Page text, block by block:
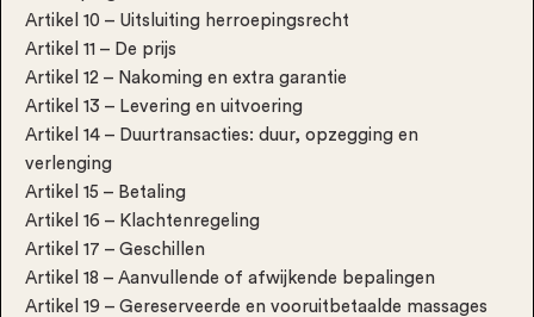
Artikel 10 – Uitsluiting herroepingsrecht
Artikel 11 – De prijs
Artikel 12 – Nakoming en extra garantie
Artikel 13 – Levering en uitvoering
Artikel 14 – Duurtransacties: duur, opzegging en
verlenging
Artikel 15 – Betaling
Artikel 16 – Klachtenregeling
Artikel 17 – Geschillen
Artikel 18 – Aanvullende of afwijkende bepalingen
Artikel 19 – Gereserveerde en vooruitbetaalde massages